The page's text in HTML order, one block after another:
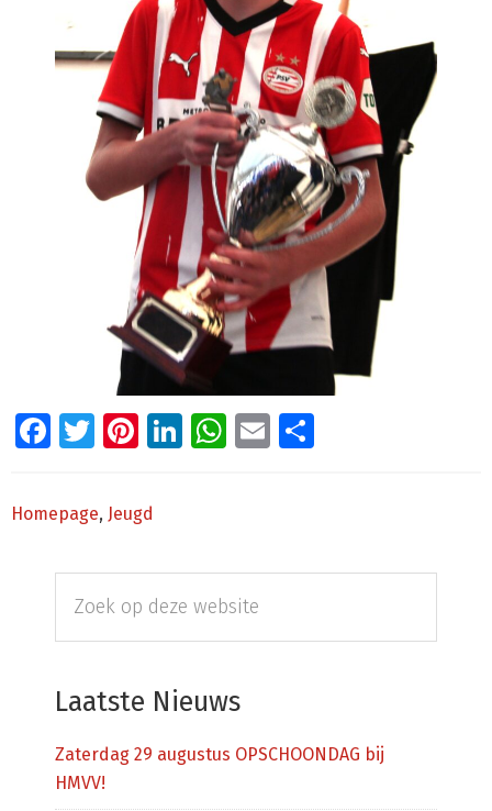
Facebook
Twitter
Pinterest
LinkedIn
WhatsApp
Email
Homepage, Jeugd
Primaire
Sidebar
deze
Laatste Nieuws
Zaterdag 29 augustus OPSCHOONDAG bij
HMVV!